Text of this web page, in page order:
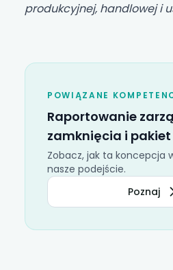
produkcyjnej, handlowej i
POWIĄZANE
Raportowanie
zamknięcia i
Zobacz, jak ta koncepcja
nasze podejście.
Poznaj